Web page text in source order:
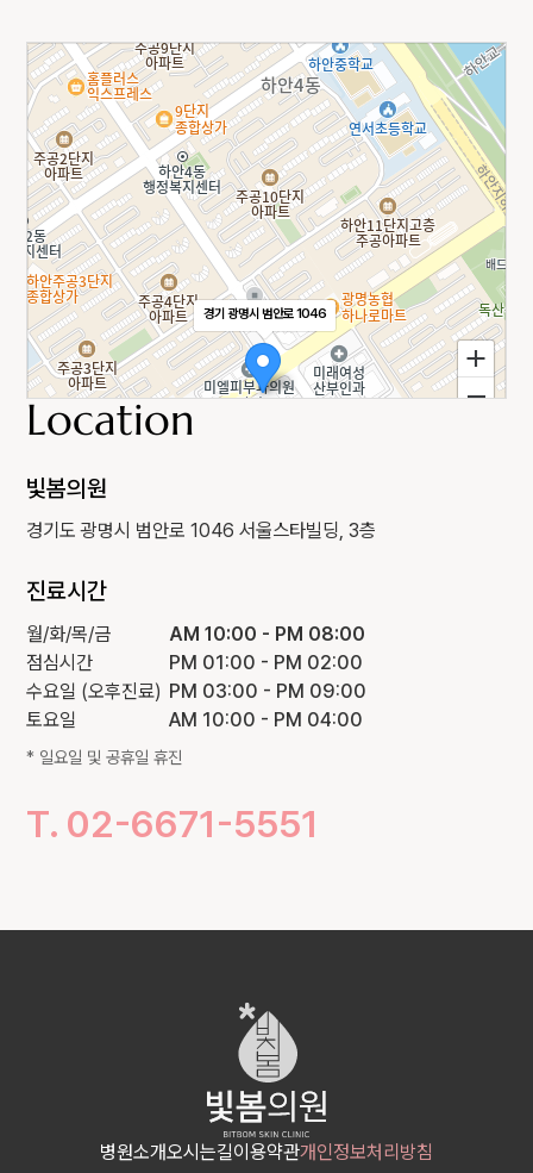
경기 광명시 범안로 1046
Location
빛봄의원
경기도 광명시 범안로 1046 서울스타빌딩, 3층
진료시간
월/화/목/금
AM 10:00 - PM 08:00
점심시간
PM 01:00 - PM 02:00
수요일 (오후진료) PM 03:00 - PM 09:00
토요일
AM 10:00 - PM 04:00
* 일요일 및 공휴일 휴진
T. 02-6671-5551
병원소개오시는길이용약관개인정보처리방침